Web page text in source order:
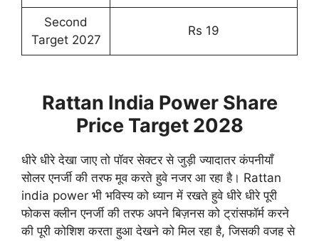
Second
Target 2027
Rs 19
Rattan India Power Share
Price Target 2028
धीरे धीरे देखा जाए तो पॉवर सेक्टर से जुड़ी ज्यादातर कंपनीयाँ
सोलर एनर्जी की तरफ मूव करते हुवे नजर आ रहा है। Rattan
india power भी भविस्य को ध्यान में रखते हुवे धीरे धीरे पूरी
फोकस क्लीन एनर्जी की तरफ अपने बिज़नस को ट्रांसफॉर्म करने
की पूरी कोशिश करता हुआ देखने को मिल रहा है, जिसकी वजह से